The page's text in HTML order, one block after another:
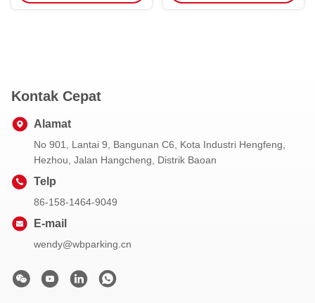
Kontak Cepat
Alamat
No 901, Lantai 9, Bangunan C6, Kota Industri Hengfeng,
Hezhou, Jalan Hangcheng, Distrik Baoan
Telp
86-158-1464-9049
E-mail
wendy@wbparking.cn